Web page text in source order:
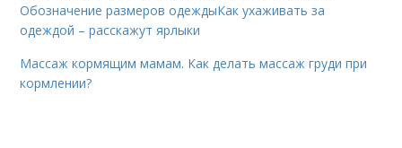
Обозначение размеров одеждыКак ухаживать за
одеждой – расскажут ярлыки
Массаж кормящим мамам. Как делать массаж груди при
кормлении?